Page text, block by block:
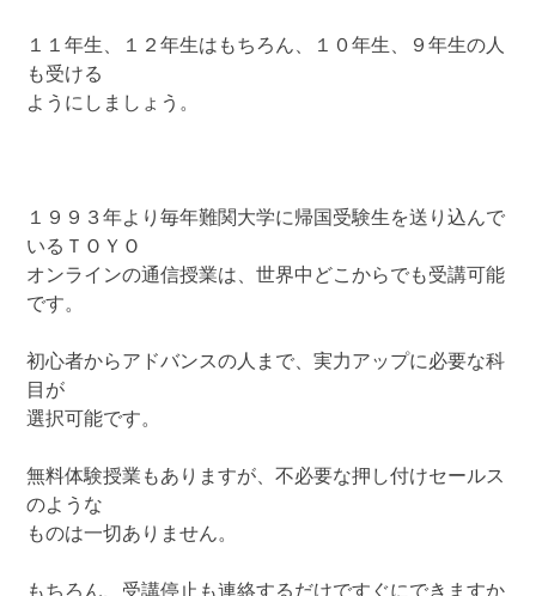
１１年生、１２年生はもちろん、１０年生、９年生の人
も受ける
ようにしましょう。
１９９３年より毎年難関大学に帰国受験生を送り込んで
いるＴＯＹＯ
オンラインの通信授業は、世界中どこからでも受講可能
です。
初心者からアドバンスの人まで、実力アップに必要な科
目が
選択可能です。
無料体験授業もありますが、不必要な押し付けセールス
のような
ものは一切ありません。
もちろん、受講停止も連絡するだけですぐにできますか